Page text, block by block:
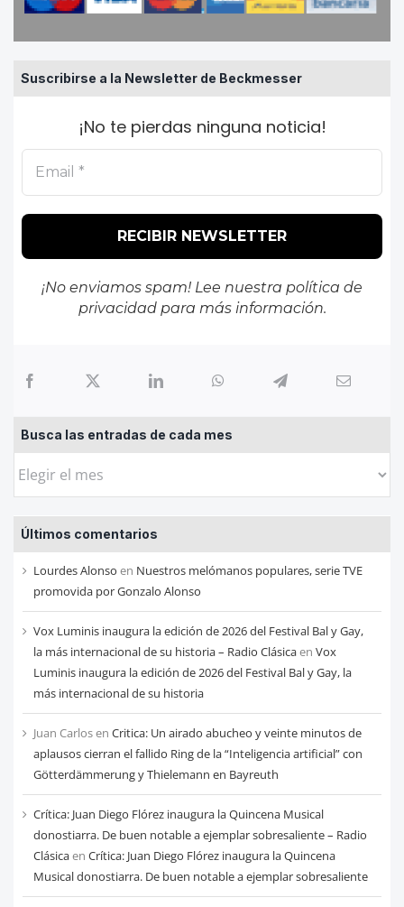
Suscribirse a la Newsletter de Beckmesser
¡No te pierdas ninguna noticia!
¡No enviamos spam! Lee nuestra política de
privacidadpara más información.
Busca las entradas de cada mes
Busca
entradas
de
cada
mes
Últimos comentarios
Lourdes Alonso en Nuestros melómanos populares, serie TVE
promovida por Gonzalo Alonso
Vox Luminis inaugura la edición de 2026 del Festival Bal y Gay,
la más internacional de su historia – Radio Clásicaen Vox
Luminis inaugura la edición de 2026 del Festival Bal y Gay, la
más internacional de su historia
Juan Carlosen Critica: Un airado abucheo y veinte minutos de
aplausos cierran el fallido Ring de la “Inteligencia artificial” con
Götterdämmerung y Thielemann en Bayreuth
Crítica: Juan Diego Flórez inaugura la Quincena Musical
donostiarra. De buen notable a ejemplar sobresaliente – Radio
Clásicaen Crítica: Juan Diego Flórez inaugura la Quincena
Musical donostiarra. De buen notable a ejemplar sobresaliente